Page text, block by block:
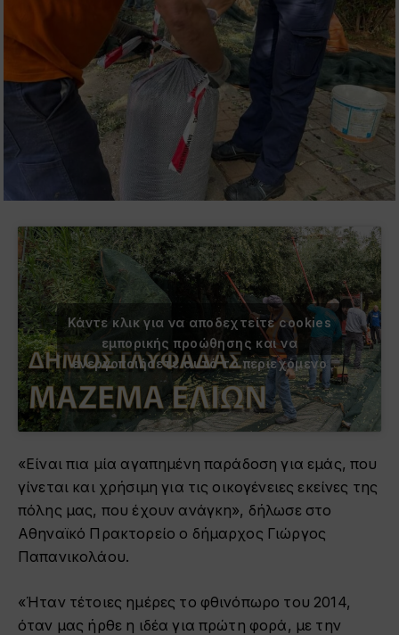
Κάντε κλικ για να αποδεχτείτε cookies
εμπορικής προώθησης και να
ενεργοποιήσετε αυτό το περιεχόμενο
«Είναι πια μία αγαπημένη παράδοση για εμάς, που
γίνεται και χρήσιμη για τις οικογένειες εκείνες της
πόλης μας, που έχουν ανάγκη», δήλωσε στο
Αθηναϊκό Πρακτορείο ο δήμαρχος Γιώργος
Παπανικολάου.
«Ήταν τέτοιες ημέρες το φθινόπωρο του 2014,
όταν μας ήρθε η ιδέα για πρώτη φορά, με την